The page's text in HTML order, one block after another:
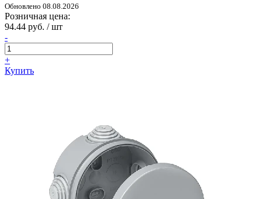
Обновлено 08.08.2026
Розничная цена:
94.44 руб. / шт
-
+
Купить